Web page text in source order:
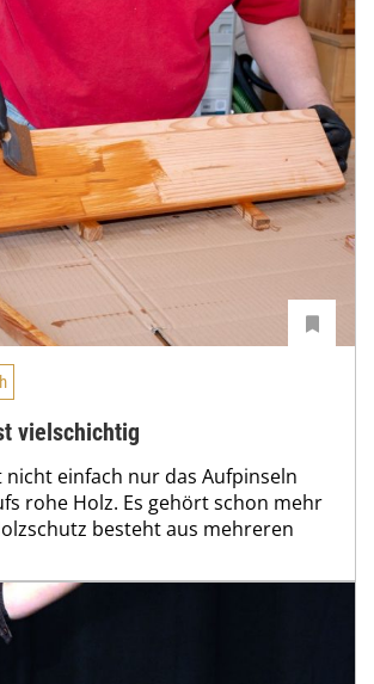
vielschichtig
nicht einfach nur das Aufpinseln
rohe Holz. Es gehört schon mehr
besteht aus mehreren